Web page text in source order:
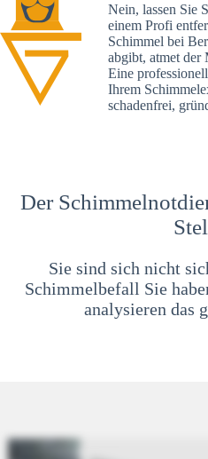
Nein, lassen Sie
einem Profi
Schimmel bei
abgibt, atmet der
Eine
Ihrem
schadenfrei,
Der
Sie sind sich nicht
Schimmelbefall Sie
analysieren das